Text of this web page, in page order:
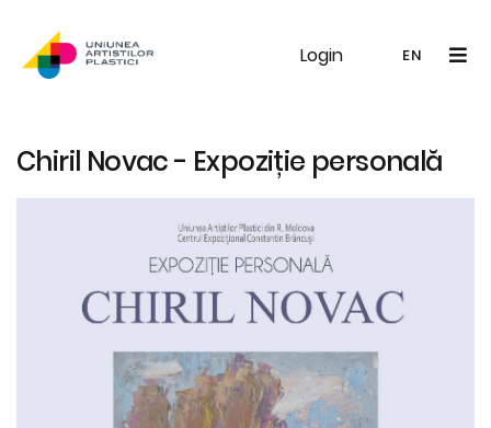
Login EN
EN
UAP Galerie Noutăți
Chiril Novac - Expoziție personală